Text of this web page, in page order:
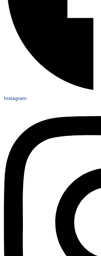
Instagram